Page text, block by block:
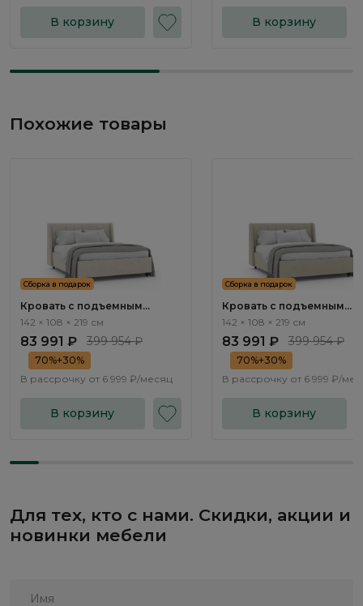
В корзину В корзину
Похожие товары
Сборка в подарок
Кровать с подъемным
механизмом Эвора / Evora
142 × 108 × 219 см
83 991 ₽ 399 954 ₽
70%+30%
В рассрочку от 6 999 ₽/месяц
В корзину
Сборка в подарок
Кровать с подъемным
механизмом Эвора /
142 × 108 × 219 см
83 991 ₽ 399 954 ₽
70%+30%
В рассрочку от 6 999 ₽/
В корзину
Для тех, кто с нами. Скидки, акции и
новинки мебели